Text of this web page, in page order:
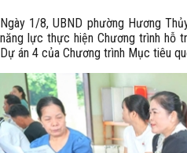
Ngày 1/8, UBND phường Hương
năng lực thực hiện Chương trình hỗ
Dự án 4 của Chương trình Mục tiêu